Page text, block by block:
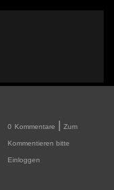
0 Kommentare Zum
Kommentieren bitte
Einloggen